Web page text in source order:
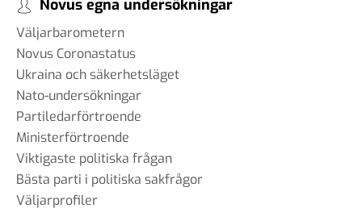
Novus egna undersökningar
Väljarbarometern
Novus Coronastatus
Ukraina och säkerhetsläget
Nato-undersökningar
Partiledarförtroende
Ministerförtroende
Viktigaste politiska frågan
Bästa parti i politiska sakfrågor
Väljarprofiler